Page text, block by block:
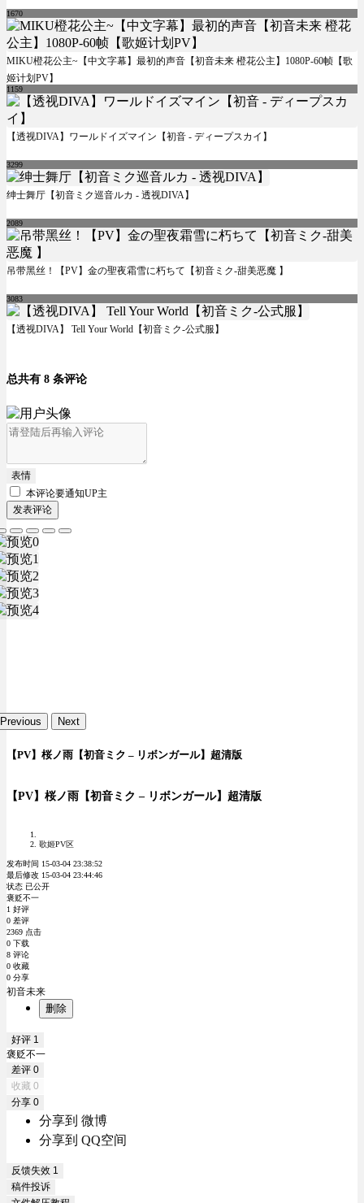
1670
MIKU橙花公主~【中文字幕】最初的声音【初音未来 橙花公主】1080P-60帧【歌
姬计划PV】
1159
【透视DIVA】ワールドイズマイン【初音 - ディープスカイ】
3299
绅士舞厅【初音ミク巡音ルカ - 透视DIVA】
2089
吊带黑丝！【PV】金の聖夜霜雪に朽ちて【初音ミク-甜美恶魔 】
3083
【透视DIVA】 Tell Your World【初音ミク-公式服】
总共有 8 条评论
表情
本评论要通知UP主
发表评论
Previous Next
【PV】桜ノ雨【初音ミク – リボンガール】超清版
【PV】桜ノ雨【初音ミク – リボンガール】超清版
歌姬PV区
发布时间 15-03-04 23:38:52
最后修改 15-03-04 23:44:46
状态 已公开
褒贬不一
1 好评
0 差评
2369 点击
0 下载
8 评论
0 收藏
0 分享
初音未来
删除
好评 1
褒贬不一
差评 0
收藏 0
分享 0
分享到 微博
分享到 QQ空间
反馈失效 1
稿件投诉